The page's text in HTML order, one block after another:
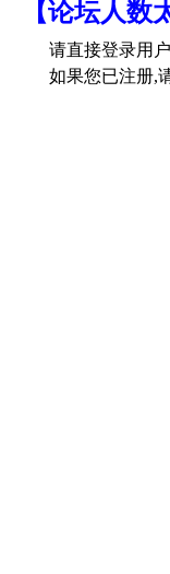
【论坛人
请直接登录用
如果您已注册,